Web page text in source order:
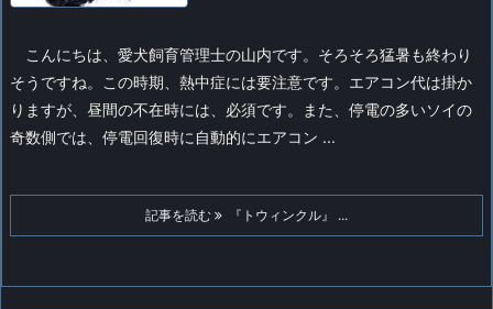
こんにちは、愛犬飼育管理士の山内です。そろそろ猛暑も終わり
そうですね。この時期、熱中症には要注意です。エアコン代は掛か
りますが、昼間の不在時には、必須です。また、停電の多いソイの
奇数側では、停電回復時に自動的にエアコン ...
記事を読む 『トウィンクル』 ...